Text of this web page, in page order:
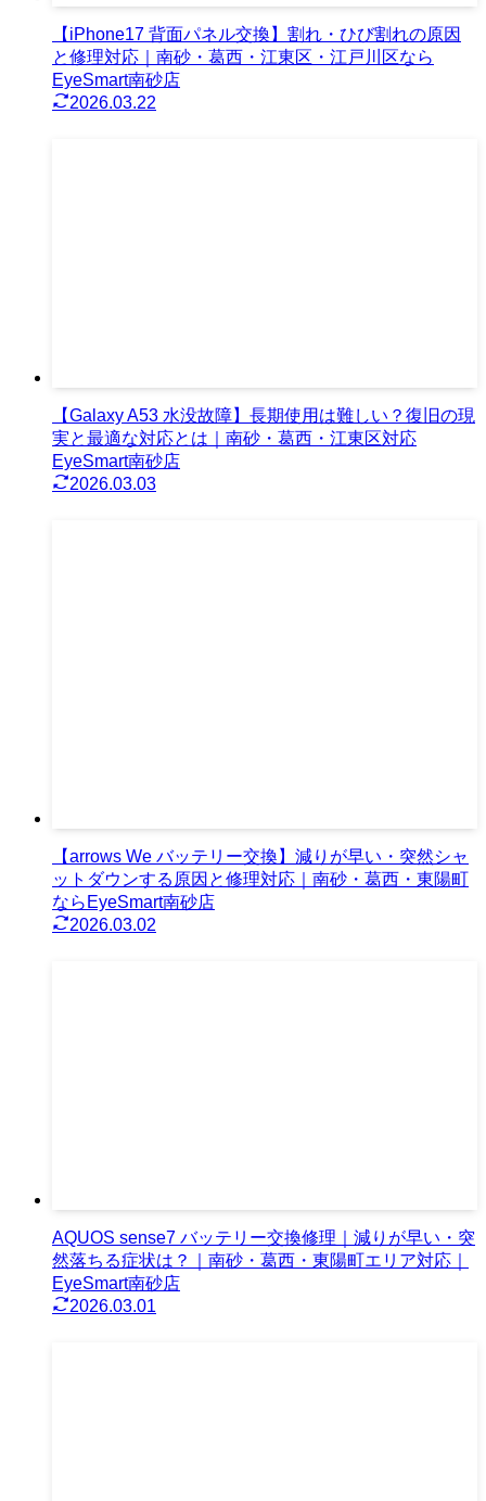
【iPhone17 背面パネル交換】割れ・ひび割れの原因
と修理対応｜南砂・葛西・江東区・江戸川区なら
EyeSmart南砂店
2026.03.22
【Galaxy A53 水没故障】長期使用は難しい？復旧の現
実と最適な対応とは｜南砂・葛西・江東区対応
EyeSmart南砂店
2026.03.03
【arrows We バッテリー交換】減りが早い・突然シャ
ットダウンする原因と修理対応｜南砂・葛西・東陽町
ならEyeSmart南砂店
2026.03.02
AQUOS sense7 バッテリー交換修理｜減りが早い・突
然落ちる症状は？｜南砂・葛西・東陽町エリア対応｜
EyeSmart南砂店
2026.03.01